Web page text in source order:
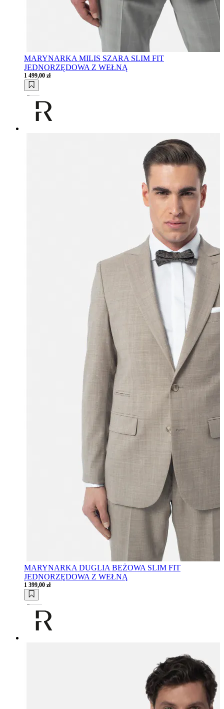
MARYNARKA MILIS SZARA SLIM FIT
JEDNORZĘDOWA Z WEŁNĄ
1 499,00 zł
MARYNARKA DUGLIA BEŻOWA SLIM FIT
JEDNORZĘDOWA Z WEŁNĄ
1 399,00 zł